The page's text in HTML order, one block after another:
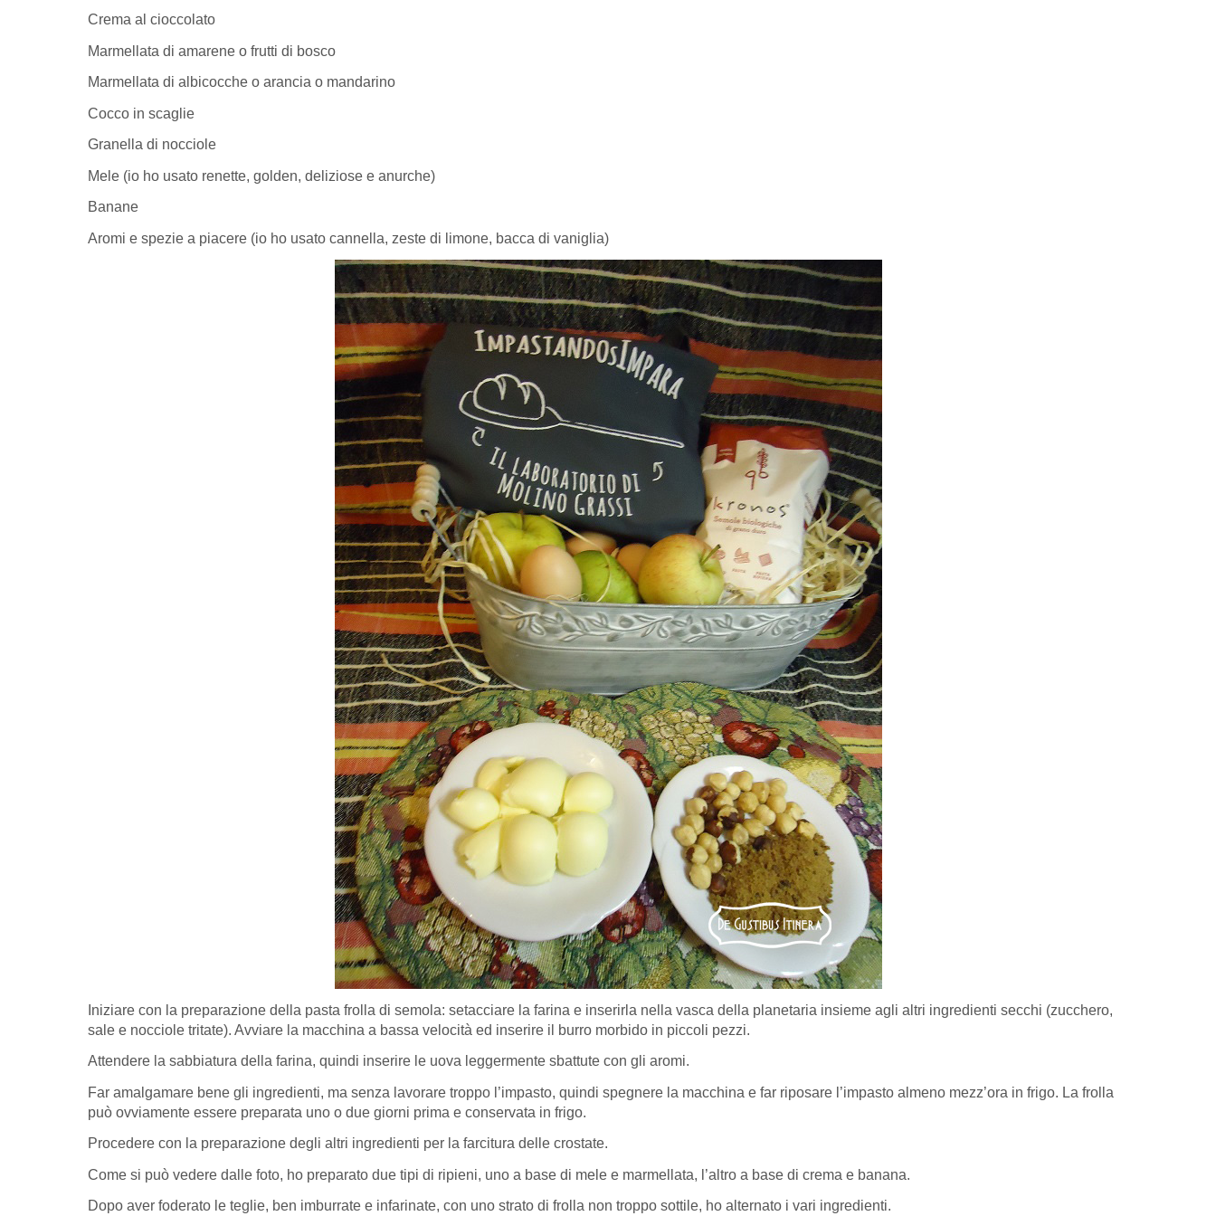
Crema al cioccolato
Marmellata di amarene o frutti di bosco
Marmellata di albicocche o arancia o mandarino
Cocco in scaglie
Granella di nocciole
Mele (io ho usato renette, golden, deliziose e anurche)
Banane
Aromi e spezie a piacere (io ho usato cannella, zeste di limone, bacca di vaniglia)
Iniziare con la preparazione della pasta frolla di semola: setacciare la farina e inserirla nella vasca della planetaria insieme agli altri ingredienti secchi (zucchero,
sale e nocciole tritate). Avviare la macchina a bassa velocità ed inserire il burro morbido in piccoli pezzi.
Attendere la sabbiatura della farina, quindi inserire le uova leggermente sbattute con gli aromi.
Far amalgamare bene gli ingredienti, ma senza lavorare troppo l’impasto, quindi spegnere la macchina e far riposare l’impasto almeno mezz’ora in frigo. La frolla
può ovviamente essere preparata uno o due giorni prima e conservata in frigo.
Procedere con la preparazione degli altri ingredienti per la farcitura delle crostate.
Come si può vedere dalle foto, ho preparato due tipi di ripieni, uno a base di mele e marmellata, l’altro a base di crema e banana.
Dopo aver foderato le teglie, ben imburrate e infarinate, con uno strato di frolla non troppo sottile, ho alternato i vari ingredienti.